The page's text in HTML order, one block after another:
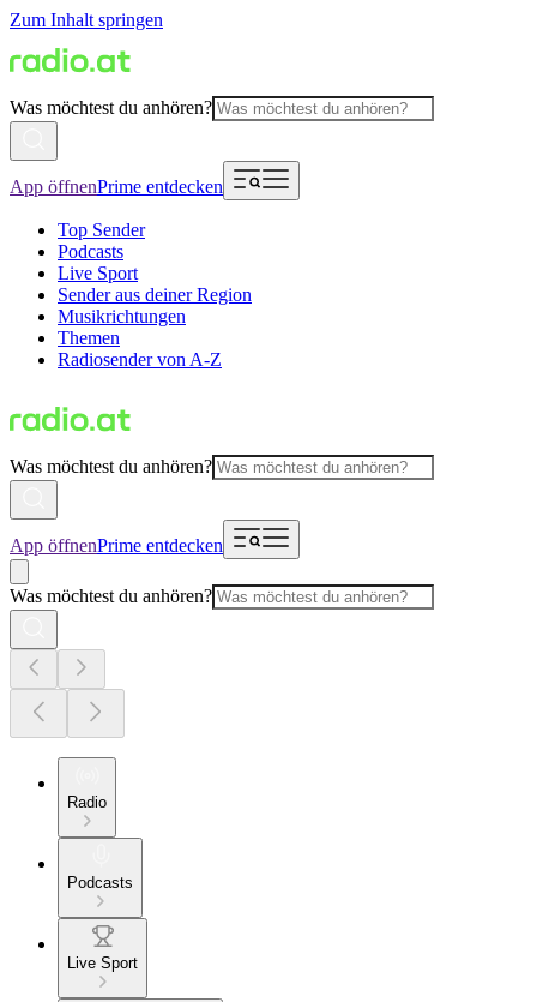
Zum Inhalt springen
Was möchtest du anhören?
App öffnenPrime entdecken
Top Sender
Podcasts
Live Sport
Sender aus deiner Region
Musikrichtungen
Themen
Radiosender von A-Z
Was möchtest du anhören?
App öffnenPrime entdecken
Was möchtest du anhören?
Radio
Podcasts
Live Sport